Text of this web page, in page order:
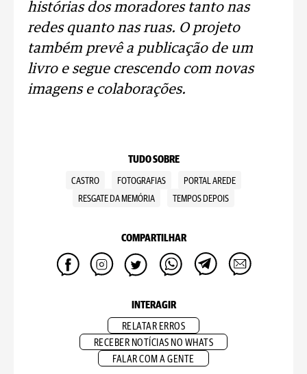
histórias dos moradores tanto nas
redes quanto nas ruas. O projeto
também prevê a publicação de um
livro e segue crescendo com novas
imagens e colaborações.
TUDO SOBRE
CASTRO FOTOGRAFIAS
PORTAL AREDE
RESGATE DA MEMÓRIA
TEMPOS DEPOIS
COMPARTILHAR
INTERAGIR
RELATAR ERROS
RECEBER NOTÍCIAS NO WHATS
FALAR COM A GENTE